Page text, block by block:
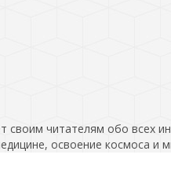
своим читателям обо всех
освоение космоса и